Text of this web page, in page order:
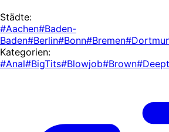
Städte:
#Aachen#Baden-
Baden#Berlin#Bonn#Bremen
Kategorien:
#Anal#BigTits#Blowjob#Brown